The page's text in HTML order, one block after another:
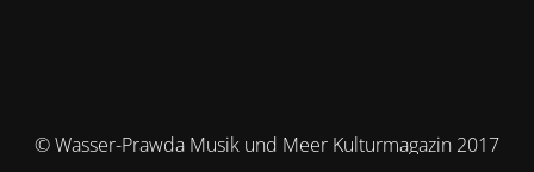
© Wasser-Prawda Musik und Meer Kulturmagazin 2017